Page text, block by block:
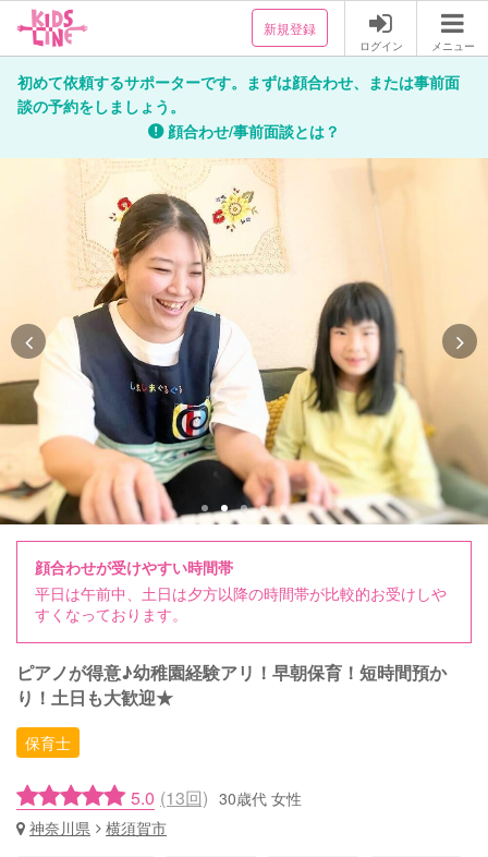
新規登録
ログイン メニュー
初めて依頼するサポーターです。まずは顔合わせ、または事前面
談の予約をしましょう。
顔合わせ/事前面談とは？
顔合わせが受けやすい時間帯
平日は午前中、土日は夕方以降の時間帯が比較的お受けしや
すくなっております。
ピアノが得意♪幼稚園経験アリ！早朝保育！短時間預か
り！土日も大歓迎★
保育士
5.0 (13回) 30歳代 女性
神奈川県
横須賀市